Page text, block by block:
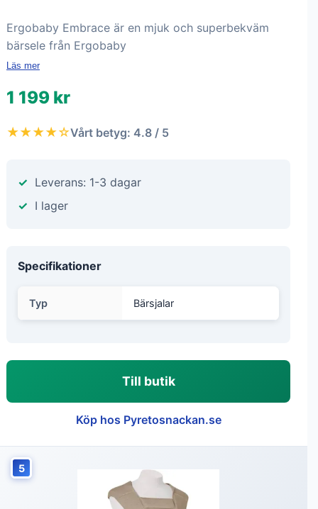
Ergobaby Embrace är en mjuk och superbekväm
bärsele från Ergobaby
Läs mer
1 199 kr
★★★★☆Vårt betyg: 4.8 / 5
Leverans: 1-3 dagar
I lager
Specifikationer
Typ Bärsjalar
Till butik
Köp hos Pyretosnackan.se
5